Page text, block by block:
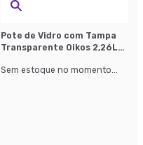
Pote de Vidro com Tampa
Transparente Oikos 2,26L
Sem estoque no momento...